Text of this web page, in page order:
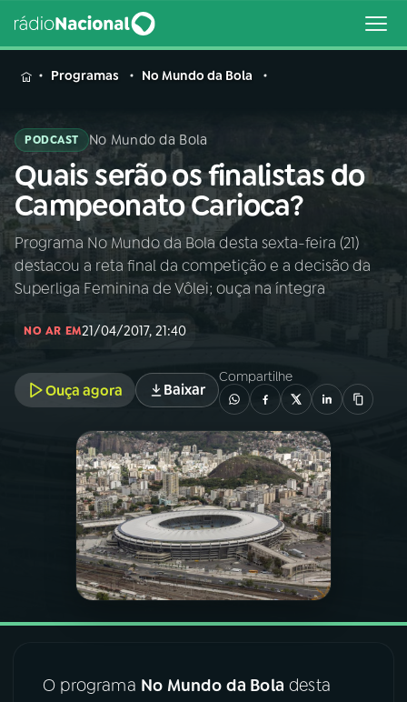
MENU
Buscar
na
Rádio
Nacional
Buscar
AO VIVO
01INÍCIO
02A RÁDIO
PROGRAMAÇÃO
PROGRAMAS
PODCASTS
06VIDEOCASTS
07ÚLTIMAS
Programas No Mundo da Bola
PODCAST No Mundo da Bola
Quais serão os finalistas do
Campeonato Carioca?
Programa No Mundo da Bola desta sexta-feira (21)
destacou a reta final da competição e a decisão da
Superliga Feminina de Vôlei; ouça na íntegra
NO AR EM21/04/2017, 21:40
Ouça agora Baixar
Compartilhe
O programa No Mundo da Bola desta